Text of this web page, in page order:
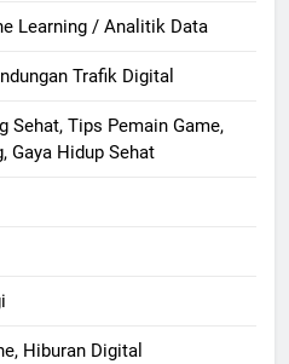
Learning / Analitik Data
Trafik Digital
Sehat, Tips Pemain Game,
Gaya Hidup Sehat
Hiburan Digital